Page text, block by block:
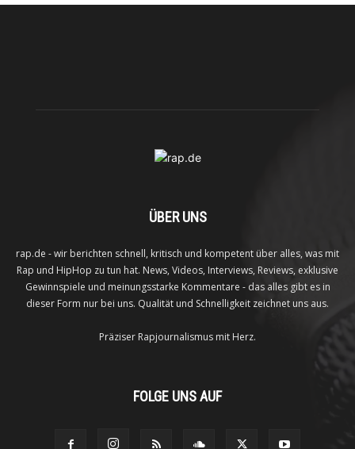
ÜBER UNS
rap.de - wir berichten schnell, kritisch und kompetent über alles, was mit
Rap und HipHop zu tun hat. News, Videos, Interviews, Reviews, exklusive
Gewinnspiele und meinungsstarke Kommentare - das alles gibt es in
dieser Form nur bei uns. Qualität und Schnelligkeit zeichnet uns aus.
Präziser Rapjournalismus mit Herz.
FOLGE UNS AUF